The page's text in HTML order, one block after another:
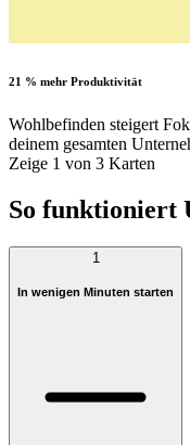
21 % mehr Produktivität
Wohlbefinden steigert
deinem gesamten
Zeige 1 von 3 Karten
So funktioniert
1
In wenigen Minuten starten